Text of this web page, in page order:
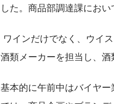
した。商品部調達課にお
ワインだけでなく、ウイ
酒類メーカーを担当し、
基本的に午前中はバイヤ